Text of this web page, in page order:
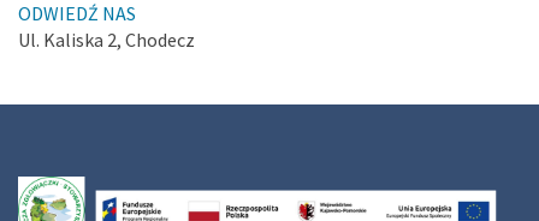
ODWIEDŹ NAS
Ul. Kaliska 2, Chodecz